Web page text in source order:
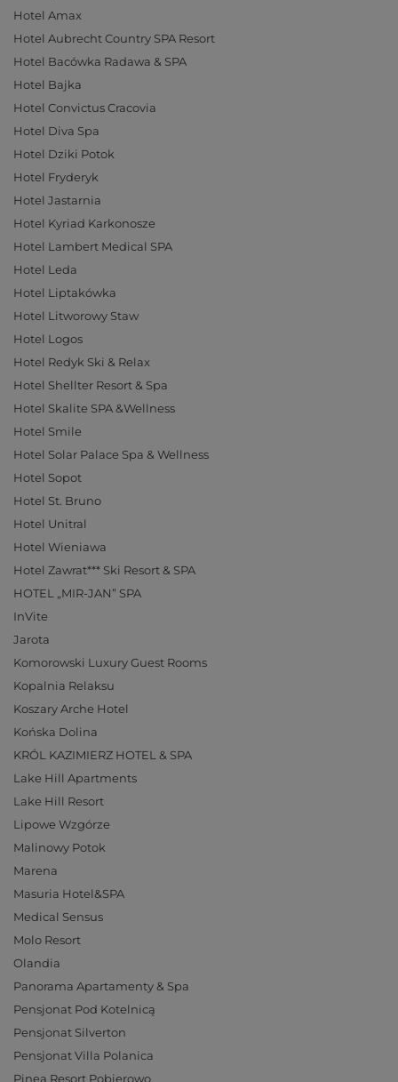
Hotel Amax
Hotel Aubrecht Country SPA Resort
Hotel Bacówka Radawa & SPA
Hotel Bajka
Hotel Convictus Cracovia
Hotel Diva Spa
Hotel Dziki Potok
Hotel Fryderyk
Hotel Jastarnia
Hotel Kyriad Karkonosze
Hotel Lambert Medical SPA
Hotel Leda
Hotel Liptakówka
Hotel Litworowy Staw
Hotel Logos
Hotel Redyk Ski & Relax
Hotel Shellter Resort & Spa
Hotel Skalite SPA &Wellness
Hotel Smile
Hotel Solar Palace Spa & Wellness
Hotel Sopot
Hotel St. Bruno
Hotel Unitral
Hotel Wieniawa
Hotel Zawrat*** Ski Resort & SPA
HOTEL „MIR-JAN” SPA
InVite
Jarota
Komorowski Luxury Guest Rooms
Kopalnia Relaksu
Koszary Arche Hotel
Końska Dolina
KRÓL KAZIMIERZ HOTEL & SPA
Lake Hill Apartments
Lake Hill Resort
Lipowe Wzgórze
Malinowy Potok
Marena
Masuria Hotel&SPA
Medical Sensus
Molo Resort
Olandia
Panorama Apartamenty & Spa
Pensjonat Pod Kotelnicą
Pensjonat Silverton
Pensjonat Villa Polanica
Pinea Resort Pobierowo